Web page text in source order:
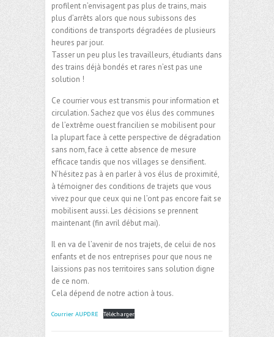
profilent n’envisagent pas plus de trains, mais
plus d’arrêts alors que nous subissons des
conditions de transports dégradées de plusieurs
heures par jour.
Tasser un peu plus les travailleurs, étudiants dans
des trains déjà bondés et rares n’est pas une
solution !
Ce courrier vous est transmis pour information et
circulation. Sachez que vos élus des communes
de l’extrême ouest francilien se mobilisent pour
la plupart face à cette perspective de dégradation
sans nom, face à cette absence de mesure
efficace tandis que nos villages se densifient.
N’hésitez pas à en parler à vos élus de proximité,
à témoigner des conditions de trajets que vous
vivez pour que ceux qui ne l’ont pas encore fait se
mobilisent aussi. Les décisions se prennent
maintenant (fin avril début mai).
Il en va de l’avenir de nos trajets, de celui de nos
enfants et de nos entreprises pour que nous ne
laissions pas nos territoires sans solution digne
de ce nom.
Cela dépend de notre action à tous.
Courrier AUPDRE Télécharger